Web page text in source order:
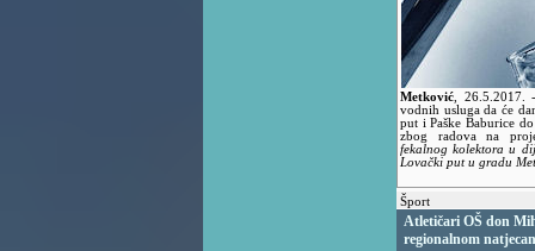
Metković 26.5.2017.
vodnih usluga da će
put i Paške Baburice
zbog radova na
fekalnog kolektora u
Lovački put u gradu
Šport
Atletičari OŠ don
regionalnom